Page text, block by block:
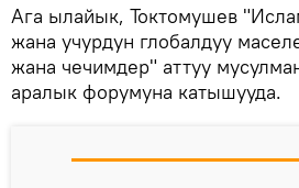
Ага ылайык, Токтомушев
жана учурдун глобалдуу
жана чечимдер" аттуу
аралык форумуна катышууда.